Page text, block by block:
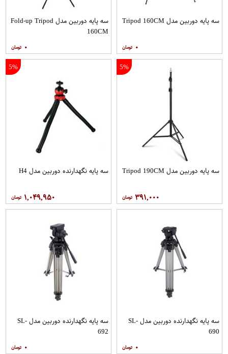
سه پایه دوربین مدل Tripod 160CM
۰
سه پایه دوربین مدل Fold-up Tripod
160CM
۰
5%
سه پایه دوربین مدل Tripod 190CM
۳۹۱,۰۰۰
5%
سه پایه نگهدارنده دوربین مدل H4
۱,۰۴۹,۹۵۰
سه پایه نگهدارنده دوربین مدل SL-
690
۰
سه پایه نگهدارنده دوربین مدل SL-
692
۰